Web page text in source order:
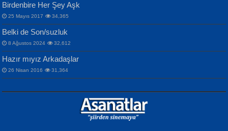
MAHMUT GÜRBÜZ
İbrahim Olmak ve Bitirebilmek...
NURAN KÖSE BAYDAR
Songül Özel
Mahzen...
Ben Deniz Değilim ki...
NAZIM HİKMET RAN
Bir Cezaevinde, Tecritteki Adamın
Mektupları...
Birdenbire Her Şey Aşk
25 Mayıs 2017 34,365
Belki de Son/suzluk
8 Ağustos 2024 32,612
Hazır mıyız Arkadaşlar
26 Nisan 2016 31,364